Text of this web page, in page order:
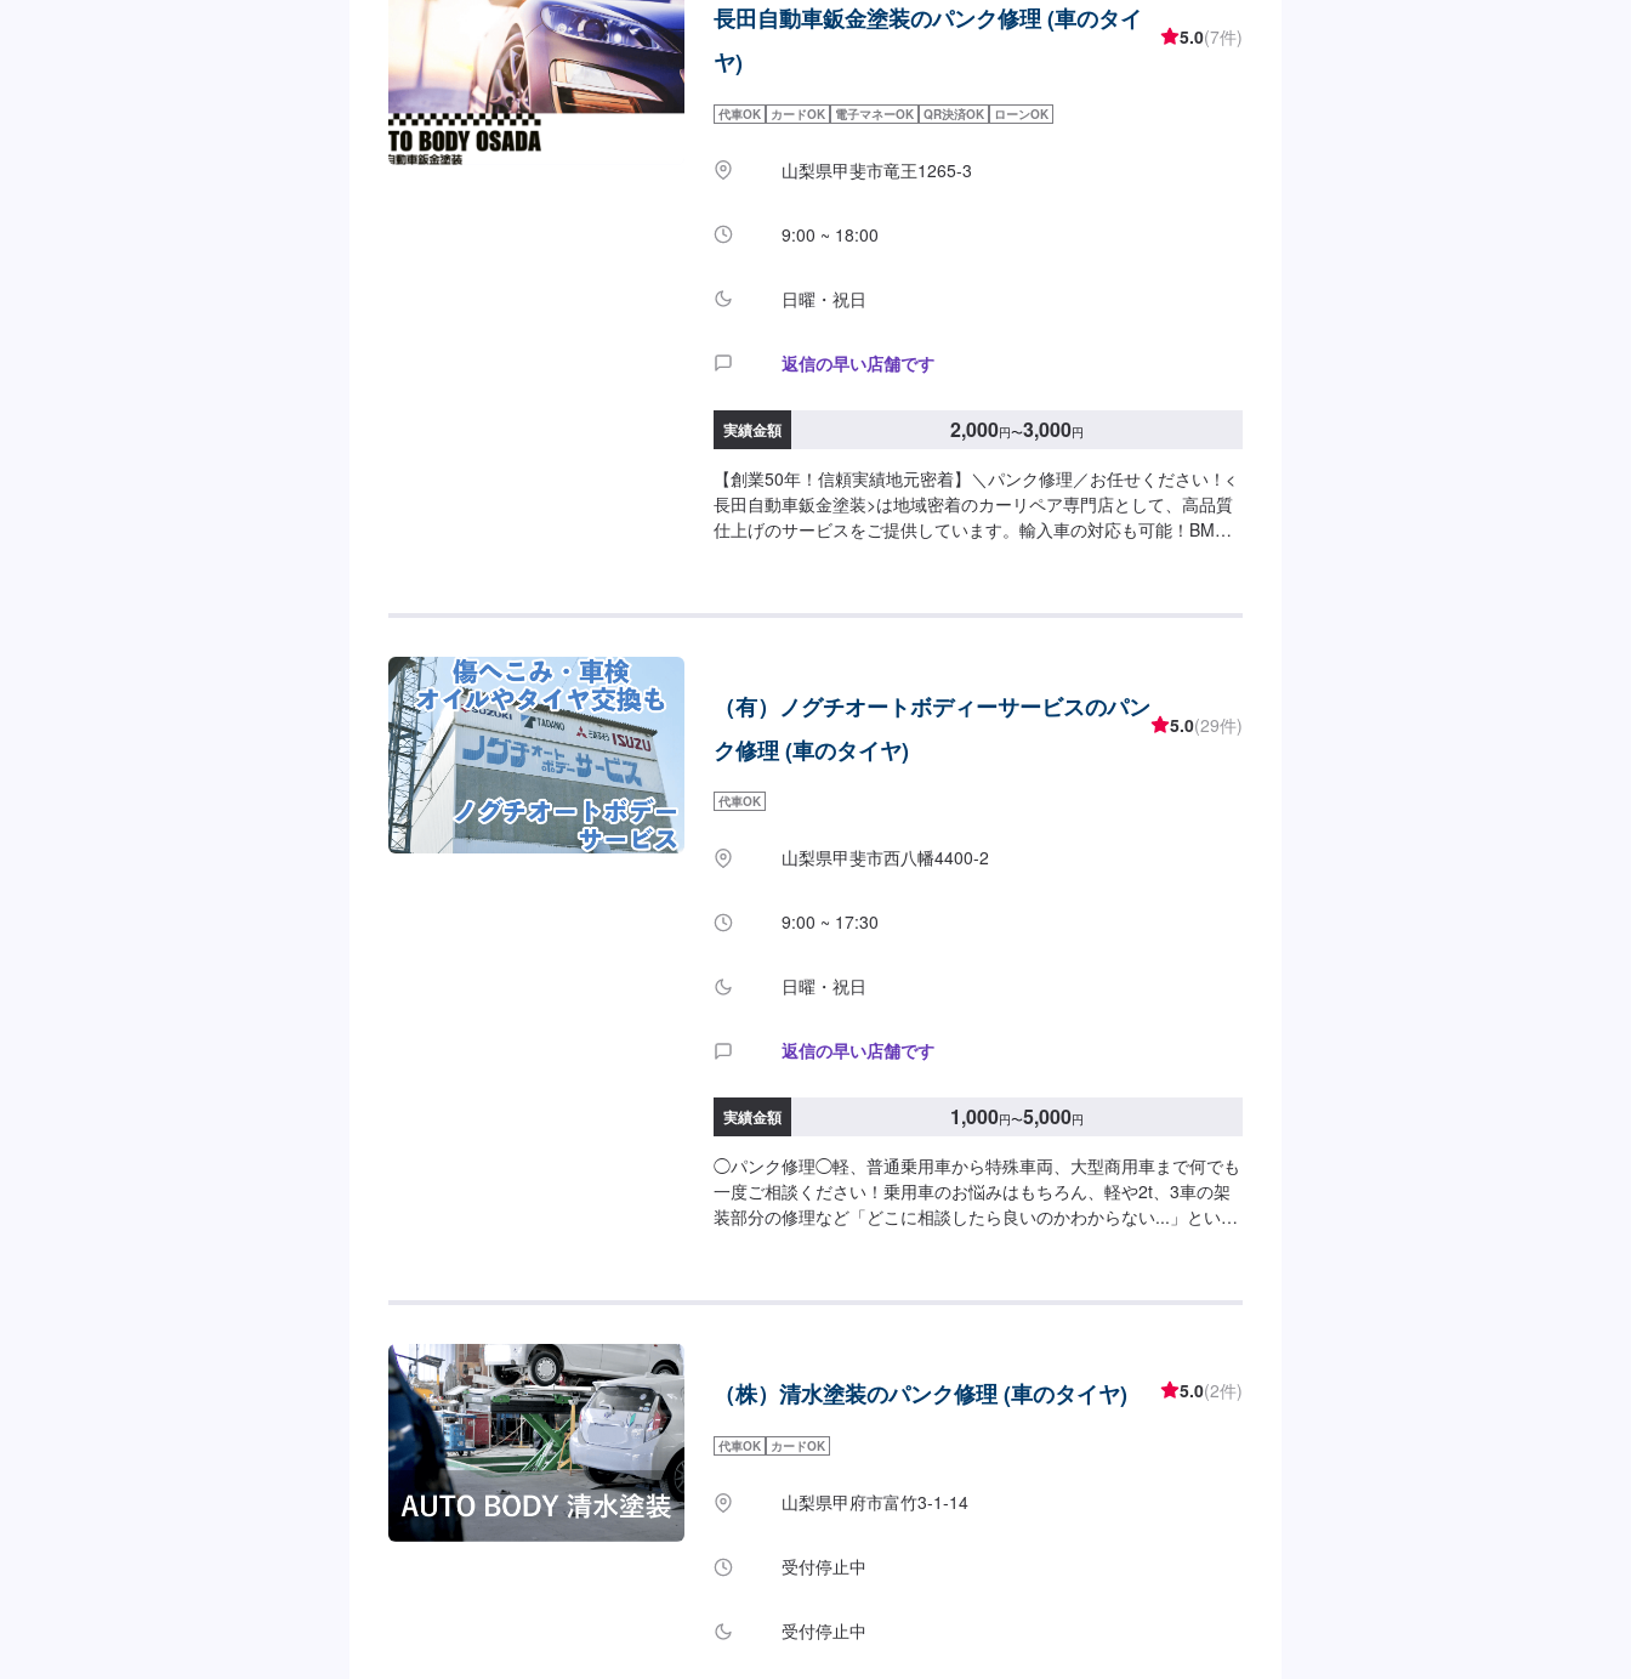
素」をニュートラル＝プラスマイナスゼロにしていきます。-----------
---------------------------------------【1】オファーにてお問い合わせ【2】
お見積り【3】お見積りにご納得いただければ作業開始【4】仕上がり
込み可能ですオファーにて詳細をお送り頂きますようお願い致しま
お客様にご負担いただきます。【定休日・営業時間】定休日：火曜
長田自動車鈑金塗装のパンク修理 (車のタイ
ヤ)
5.0(7件)
代車OK カードOK 電子マネーOK QR決済OK ローンOK
山梨県甲斐市竜王1265-3
9:00 ~ 18:00
日曜・祝日
返信の早い店舗です
実績金額 2,000円〜3,000円
【創業50年！信頼実績地元密着】＼パンク修理／お任せください！<
長田自動車鈑金塗装>は地域密着のカーリペア専門店として、高品質
仕上げのサービスをご提供しています。輸入車の対応も可能！BMW
ります。【部品について】部品販売も可能です！購入をご希望の場合
には、車種・車検証などのお写真をお送りいただき、オファー備考欄
にて事前にお伝えいただきますとスムーズです。よろしくお願いいた
が状態により、部品の発注が必要になります。部品の輸入が必要にな
ただきます。※車種や状態などにより納車時期が異なり、内容によっ
り、代車の貸し出しが出来かねる場合もございます。予めご了承くだ
さい。【定休日・営業時間】定休日：日曜日営業時間：9:00~18:00
（有）ノグチオートボディーサービスのパン
ク修理 (車のタイヤ)
5.0(29件)
代車OK
山梨県甲斐市西八幡4400-2
9:00 ~ 17:30
日曜・祝日
返信の早い店舗です
実績金額 1,000円〜5,000円
◯パンク修理◯軽、普通乗用車から特殊車両、大型商用車まで何でも
一度ご相談ください！乗用車のお悩みはもちろん、軽や2t、3車の架
装部分の修理など「どこに相談したら良いのかわからない...」という
（株）清水塗装のパンク修理 (車のタイヤ) 5.0(2件)
代車OK カードOK
山梨県甲府市富竹3-1-14
受付停止中
受付停止中